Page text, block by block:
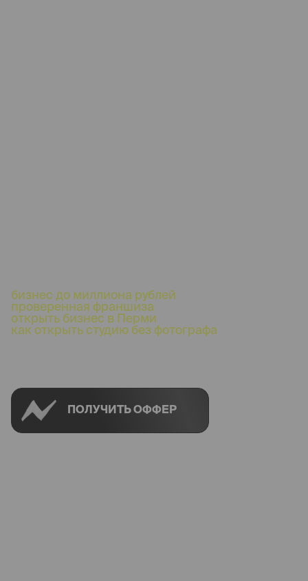
бизнес до миллиона рублей
проверенная франшиза
открыть бизнес в Перми
как открыть студию без фотографа
ПОЛУЧИТЬ ОФФЕР